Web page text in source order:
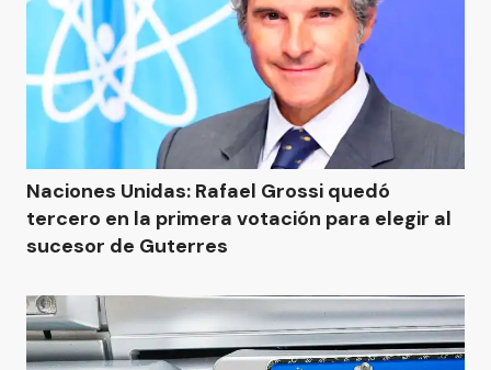
Naciones Unidas: Rafael Grossi quedó
tercero en la primera votación para elegir al
sucesor de Guterres